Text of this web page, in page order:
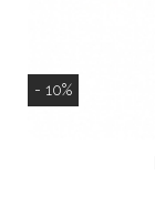
- 10%